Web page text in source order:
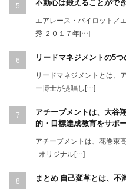
エアレース・パイロット
秀 ２０１７年[…]
リードマネジメントの5
リードマネジメントとは、
ー博士が提唱し[…]
アチーブメントは、大谷
的・目標達成教育をサポ
アチーブメントは、花巻東
「オリジナル[…]
まとめ 自己変革とは、